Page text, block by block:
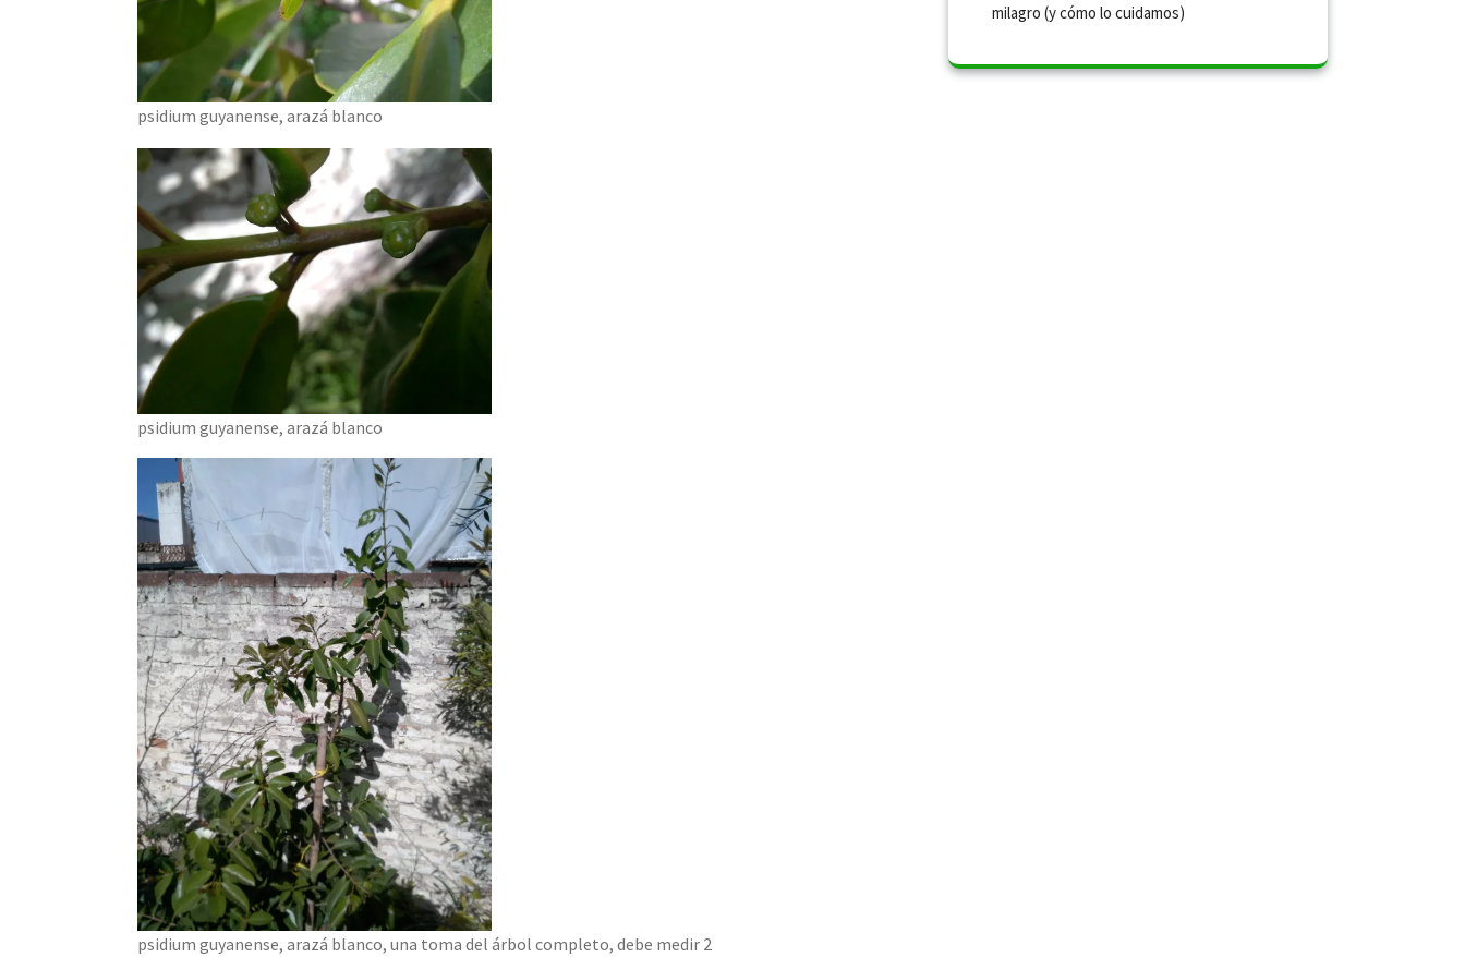
psidium guyanense, arazá blanco
psidium guyanense, arazá blanco
psidium guyanense, arazá blanco, una toma del árbol completo, debe medir 2
milagro (y cómo lo cuidamos)